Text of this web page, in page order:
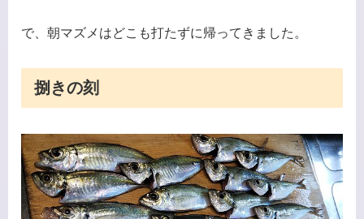
で、朝マズメはどこも打たずに帰ってきました。
捌きの刻